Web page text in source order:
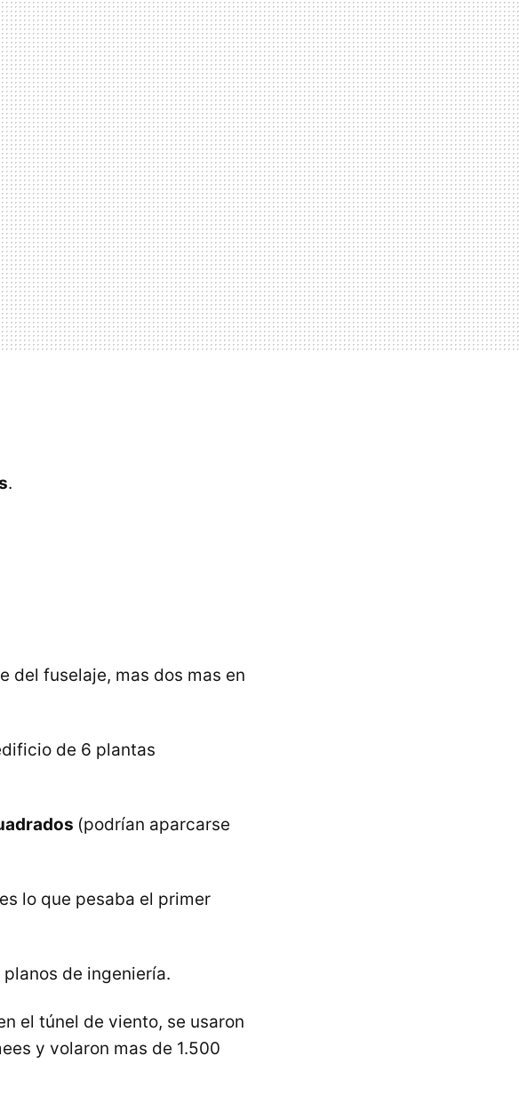
.
del fuselaje, mas dos mas en
de 6 plantas
(podrían aparcarse
lo que pesaba el primer
de ingeniería.
el túnel de viento, se usaron
y volaron mas de 1.500